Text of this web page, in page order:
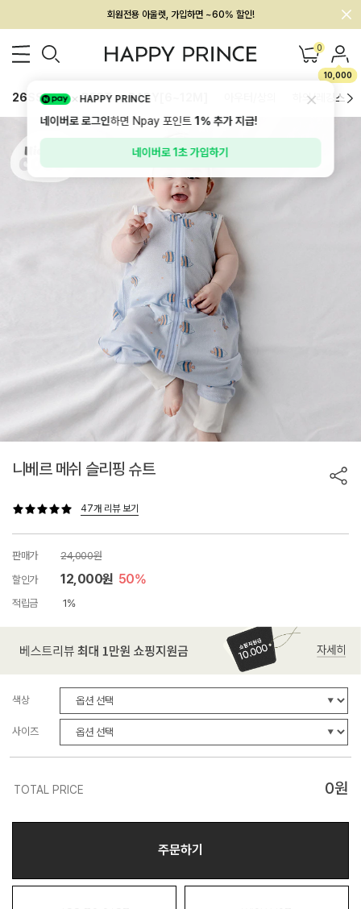
회원전용 아울렛, 가입하면 ~60% 할인!
멤버십 최대 28,000원 혜택 0
10,000
26SS 신상 BEST BABY[6~12M] 하의/레깅스
니베르 메쉬 슬리핑 슈트
47개 리뷰 보기
판매가
24,000원
할인가
12,000원 50%
적립금 1%
색상
사이즈
TOTAL PRICE 0원
주문하기
HAPPY PRINCE
네이버로 로그인하면 Npay 포인트1%추가 지급!
네이버로 1초 가입하기